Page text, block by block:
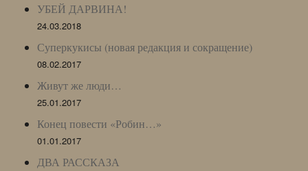
УБЕЙ ДАРВИНА!
24.03.2018
Суперкукисы (новая редакция и сокращение)
08.02.2017
Живут же люди…
25.01.2017
Конец повести «Робин…»
01.01.2017
ДВА РАССКАЗА